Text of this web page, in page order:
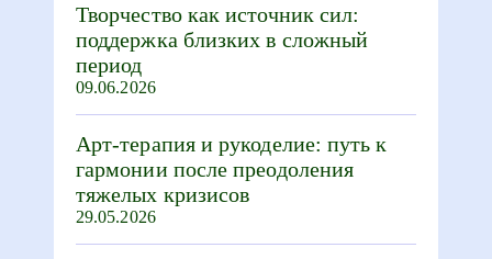
Творчество как источник сил:
поддержка близких в сложный
период
09.06.2026
Арт-терапия и рукоделие: путь к
гармонии после преодоления
тяжелых кризисов
29.05.2026